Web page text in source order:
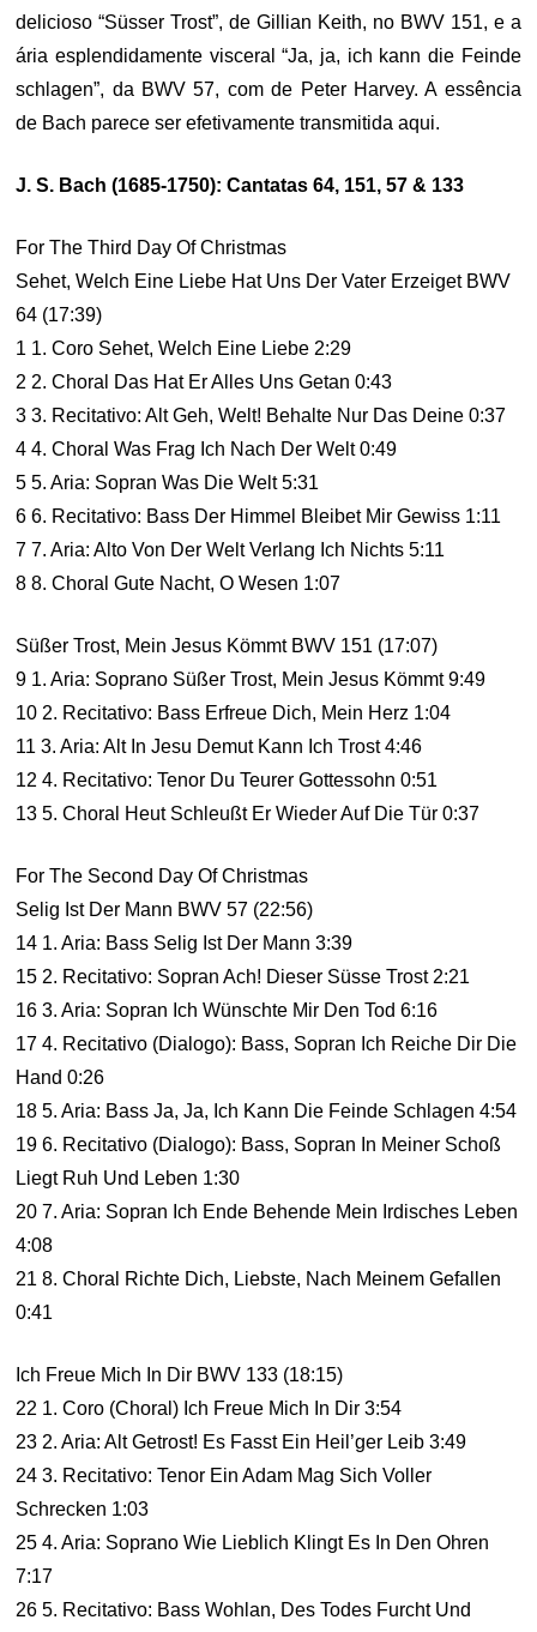
delicioso “Süsser Trost”, de Gillian Keith, no BWV 151, e a
ária esplendidamente visceral “Ja, ja, ich kann die Feinde
schlagen”, da BWV 57, com de Peter Harvey. A essência
de Bach parece ser efetivamente transmitida aqui.
J. S. Bach (1685-1750): Cantatas 64, 151, 57 & 133
For The Third Day Of Christmas
Sehet, Welch Eine Liebe Hat Uns Der Vater Erzeiget BWV
64 (17:39)
1 1. Coro Sehet, Welch Eine Liebe 2:29
2 2. Choral Das Hat Er Alles Uns Getan 0:43
3 3. Recitativo: Alt Geh, Welt! Behalte Nur Das Deine 0:37
4 4. Choral Was Frag Ich Nach Der Welt 0:49
5 5. Aria: Sopran Was Die Welt 5:31
6 6. Recitativo: Bass Der Himmel Bleibet Mir Gewiss 1:11
7 7. Aria: Alto Von Der Welt Verlang Ich Nichts 5:11
8 8. Choral Gute Nacht, O Wesen 1:07
Süßer Trost, Mein Jesus Kömmt BWV 151 (17:07)
9 1. Aria: Soprano Süßer Trost, Mein Jesus Kömmt 9:49
10 2. Recitativo: Bass Erfreue Dich, Mein Herz 1:04
11 3. Aria: Alt In Jesu Demut Kann Ich Trost 4:46
12 4. Recitativo: Tenor Du Teurer Gottessohn 0:51
13 5. Choral Heut Schleußt Er Wieder Auf Die Tür 0:37
For The Second Day Of Christmas
Selig Ist Der Mann BWV 57 (22:56)
14 1. Aria: Bass Selig Ist Der Mann 3:39
15 2. Recitativo: Sopran Ach! Dieser Süsse Trost 2:21
16 3. Aria: Sopran Ich Wünschte Mir Den Tod 6:16
17 4. Recitativo (Dialogo): Bass, Sopran Ich Reiche Dir Die
Hand 0:26
18 5. Aria: Bass Ja, Ja, Ich Kann Die Feinde Schlagen 4:54
19 6. Recitativo (Dialogo): Bass, Sopran In Meiner Schoß
Liegt Ruh Und Leben 1:30
20 7. Aria: Sopran Ich Ende Behende Mein Irdisches Leben
4:08
21 8. Choral Richte Dich, Liebste, Nach Meinem Gefallen
0:41
Ich Freue Mich In Dir BWV 133 (18:15)
22 1. Coro (Choral) Ich Freue Mich In Dir 3:54
23 2. Aria: Alt Getrost! Es Fasst Ein Heil’ger Leib 3:49
24 3. Recitativo: Tenor Ein Adam Mag Sich Voller
Schrecken 1:03
25 4. Aria: Soprano Wie Lieblich Klingt Es In Den Ohren
7:17
26 5. Recitativo: Bass Wohlan, Des Todes Furcht Und